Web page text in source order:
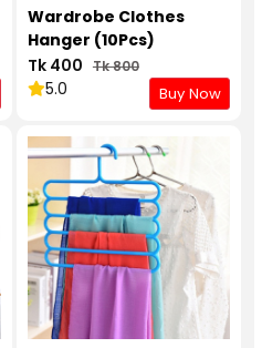
Wardrobe Clothes
Hanger (10Pcs)
Tk 400 Tk 800
5.0 Buy Now